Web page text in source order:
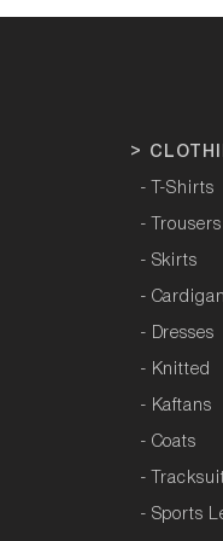
>
- T-Shirts
- Trousers
- Skirts
-
- Dresses
- Knitted
- Kaftans
- Coats
-
- Sports